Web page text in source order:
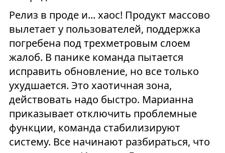
Релиз в проде и... хаос! Продукт массово
вылетает у пользователей, поддержка
погребена под трехметровым слоем
жалоб. В панике команда пытается
исправить обновление, но все только
ухудшается. Это хаотичная зона,
действовать надо быстро. Марианна
приказывает отключить проблемные
функции, команда стабилизируют
систему. Все начинают разбираться, что